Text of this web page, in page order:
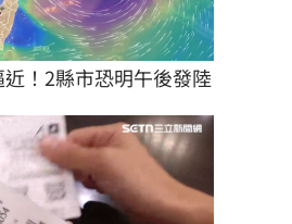
！2縣市恐明午後發陸